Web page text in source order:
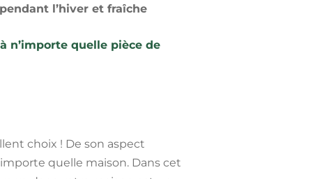
l’hiver et fraîche
n’importe quelle pièce de
choix ! De son aspect
quelle maison. Dans cet